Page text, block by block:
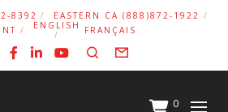
8392
EASTERN CA (888)872-1922
ENGLISH FRANÇAIS
Facebook
LinkedIn
YouTube
SearchForm
0